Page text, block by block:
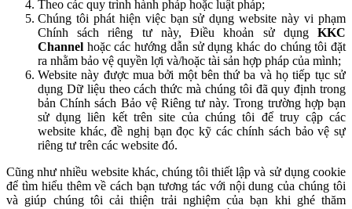
Theo các quy trình hành pháp hoặc luật pháp;
Chúng tôi phát hiện việc bạn sử dụng website này vi phạm
Chính sách riêng tư này, Điều khoản sử dụng KKC
Channel hoặc các hướng dẫn sử dụng khác do chúng tôi đặt
ra nhằm bảo vệ quyền lợi và/hoặc tài sản hợp pháp của mình;
Website này được mua bởi một bên thứ ba và họ tiếp tục sử
dụng Dữ liệu theo cách thức mà chúng tôi đã quy định trong
bản Chính sách Bảo vệ Riêng tư này. Trong trường hợp bạn
sử dụng liên kết trên site của chúng tôi để truy cập các
website khác, đề nghị bạn đọc kỹ các chính sách bảo vệ sự
riêng tư trên các website đó.
Cũng như nhiều website khác, chúng tôi thiết lập và sử dụng cookie
để tìm hiểu thêm về cách bạn tương tác với nội dung của chúng tôi
và giúp chúng tôi cải thiện trải nghiệm của bạn khi ghé thăm